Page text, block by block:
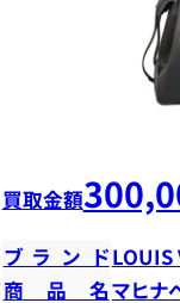
買取金額
ブランドLOUIS
商品名マヒナ